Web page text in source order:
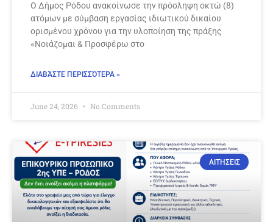
Ο Δήμος Ρόδου ανακοίνωσε την πρόσληψη οκτώ (8)
ατόμων με σύμβαση εργασίας ιδιωτικού δικαίου
ορισμένου χρόνου για την υλοποίηση της πράξης
«Νοιάζομαι & Προσφέρω στο
ΔΙΑΒΆΣΤΕ ΠΕΡΙΣΣΌΤΕΡΑ »
June 24, 2026 No Comments
ΑΙΤΗΣΕΙΣ